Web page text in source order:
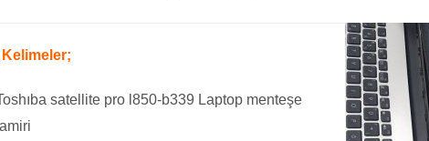
Kelimeler;
satellite pro l850-b339 Laptop menteşe